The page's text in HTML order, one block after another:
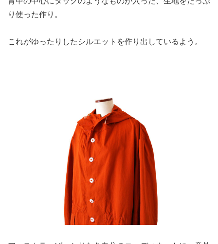
り使った作り。
これがゆったりしたシルエットを作り出しているよう。